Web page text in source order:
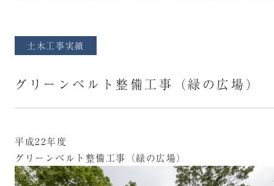
土木工事実績
グリーンベルト整備工事（緑の広場）
平成22年度
グリーンベルト整備工事（緑の広場）